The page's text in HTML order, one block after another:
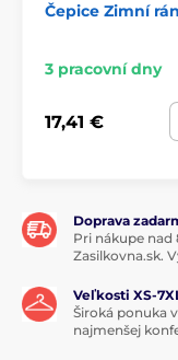
Čepice Zimní
3 pracovní dny
17,41 €
Doprava
Pri nákupe nad
Zasilkovna.sk.
Veľkosti XS-
Široká ponuka
najmenšej